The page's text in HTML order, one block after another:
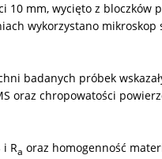
10 mm, wycięto z
wykorzystano mikroskop
badanych próbek
oraz chropowatości
i Ra oraz homogenność